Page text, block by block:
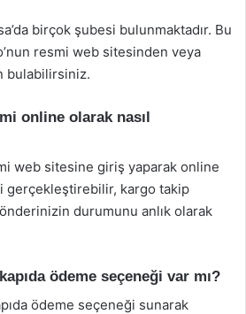
birçok şubesi bulunmaktadır. Bu
resmi web sitesinden veya
bulabilirsiniz.
online olarak nasıl
web sitesine giriş yaparak online
gerçekleştirebilir, kargo takip
durumunu anlık olarak
ödeme seçeneği var mı?
ödeme seçeneği sunarak